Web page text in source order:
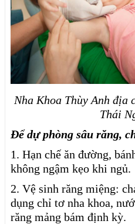
Nha Khoa Thùy Anh
Thái
Để dự phòng sâu răng,
1. Hạn chế ăn đường,
không ngậm kẹo khi ngủ.
2. Vệ sinh răng miệng:
dụng chỉ tơ nha khoa,
răng mảng bám định kỳ.